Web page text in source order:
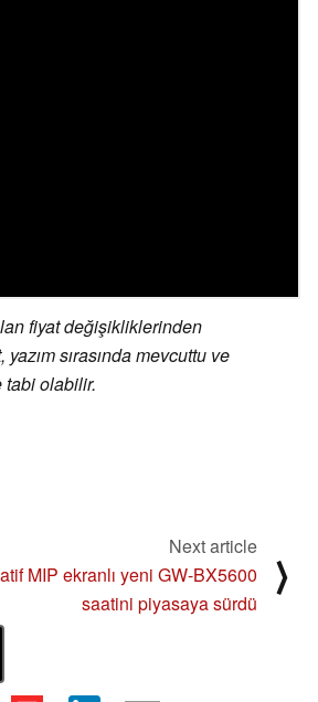
fiyat değişikliklerinden
sırasında mevcuttu ve
tabi olabilir.
Next article
MIP ekranlı yeni GW-BX5600
saatini piyasaya sürdü
⟩